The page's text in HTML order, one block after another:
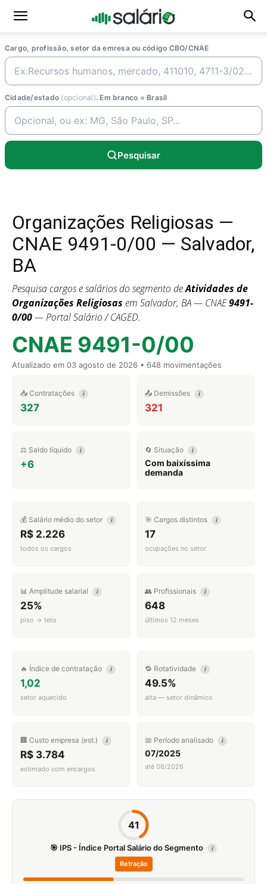
Cargo, profissão, setor da emresa ou código CBO/CNAE
Cidade/estado (opcional). Em branco = Brasil
Pesquisar
Organizações Religiosas —
CNAE 9491-0/00 — Salvador,
BA
Pesquisa cargos e salários do segmento deAtividades de
Organizações Religiosas em Salvador, BA — CNAE9491-
0/00— Portal Salário / CAGED.
CNAE 9491-0/00
Atualizado em 03 agosto de 2026 • 648 movimentações
📥 Contratações i
327
📤 Demissões i
321
⚖️ Saldo líquido i
+6
🔄 Situação i
Com baixíssima
demanda
💰 Salário médio do setor i
R$ 2.226
todos os cargos
🎯 Cargos distintos i
17
ocupações no setor
📊 Amplitude salarial i
25%
piso → teto
👥 Profissionais i
648
últimos 12 meses
🔥 Índice de contratação i
1,02
setor aquecido
🔁 Rotatividade i
49.5%
alta — setor dinâmico
🏢 Custo empresa (est.) i
R$ 3.784
estimado com encargos
📅 Período analisado i
07/2025
até 06/2026
41
🎯 IPS - Índice Portal Salário do Segmento i
Retração